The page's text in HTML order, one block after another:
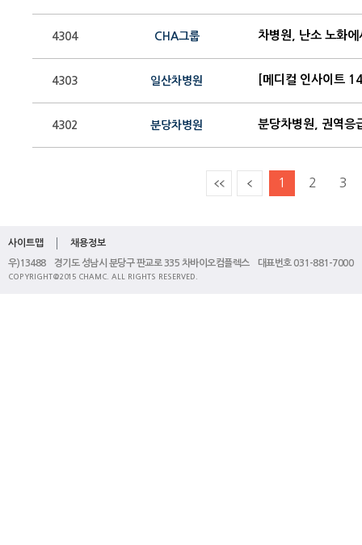
4304 CHA그룹 차병원, 난소 노화
4303 일산차병원 [메디컬 인사이트
4302 분당차병원 분당차병원, 권역응
1 2 3
사이트맵 채용정보
우)13488 경기도 성남시 분당구 판교로 335 차바이오컴플렉스 대표번호 031-881-7000
COPYRIGHT@2015 CHAMC. ALL RIGHTS RESERVED.